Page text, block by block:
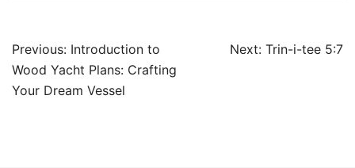
Post
navigation
Previous: Introduction to
Wood Yacht Plans: Crafting
Your Dream Vessel
Next: Trin-i-tee 5:7